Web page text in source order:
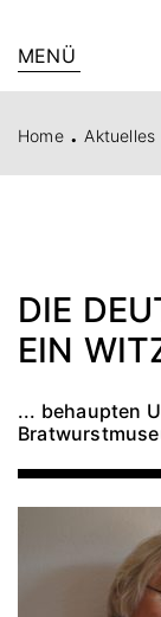
MENÜ
Home . Aktuelles
DIE
EIN
... behaupten